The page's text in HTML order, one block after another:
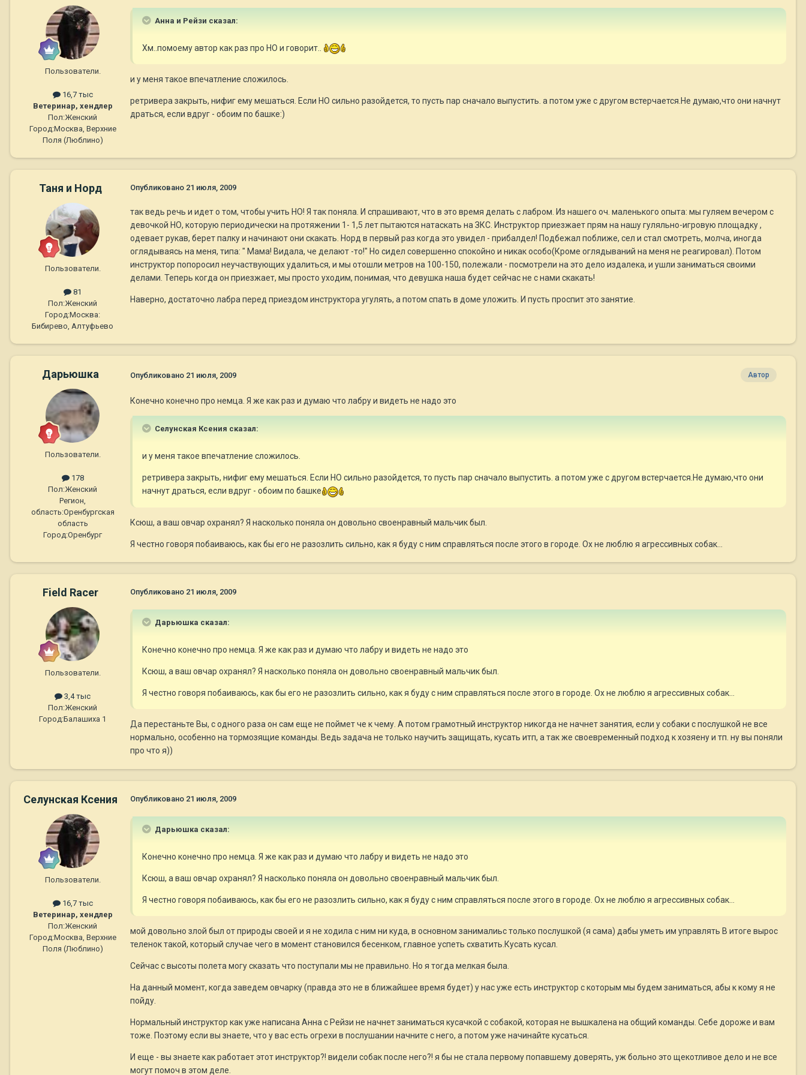
Пользователи.
16,7 тыс
Ветеринар, хендлер
Пол:Женский
Город:Москва, Верхние
Поля (Люблино)
Анна и Рейзи сказал:
Хм..помоему автор как раз про НО и говорит..
и у меня такое впечатление сложилось.
ретривера закрыть, нифиг ему мешаться. Если НО сильно разойдется, то пусть пар сначало выпустить. а потом уже с другом встерчается.Не думаю,что они начнут
драться, если вдруг - обоим по башке:)
Таня и Норд
Пользователи.
81
Пол:Женский
Город:Москва:
Бибирево, Алтуфьево
Опубликовано 21 июля, 2009
так ведь речь и идет о том, чтобы учить НО! Я так поняла. И спрашивают, что в это время делать с лабром. Из нашего оч. маленького опыта: мы гуляем вечером с
девочкой НО, которую периодически на протяжении 1- 1,5 лет пытаются натаскать на ЗКС. Инструктор приезжает прям на нашу гуляльно-игровую площадку ,
одевает рукав, берет палку и начинают они скакать. Норд в первый раз когда это увидел - прибалдел! Подбежал поближе, сел и стал смотреть, молча, иногда
оглядываясь на меня, типа: " Мама! Видала, че делают -то!" Но сидел совершенно спокойно и никак особо(Кроме оглядываний на меня не реагировал). Потом
инструктор попоросил неучаствующих удалиться, и мы отошли метров на 100-150, полежали - посмотрели на это дело издалека, и ушли заниматься своими
делами. Теперь когда он приезжает, мы просто уходим, понимая, что девушка наша будет сейчас не с нами скакать!
Наверно, достаточно лабра перед приездом инструктора угулять, а потом спать в доме уложить. И пусть проспит это занятие.
Дарьюшка
Пользователи.
178
Пол:Женский
Регион,
область:Оренбургская
область
Город:Оренбург
Автор
Опубликовано 21 июля, 2009
Конечно конечно про немца. Я же как раз и думаю что лабру и видеть не надо это
Селунская Ксения сказал:
и у меня такое впечатление сложилось.
ретривера закрыть, нифиг ему мешаться. Если НО сильно разойдется, то пусть пар сначало выпустить. а потом уже с другом встерчается.Не думаю,что они
начнут драться, если вдруг - обоим по башке
Ксюш, а ваш овчар охранял? Я насколько поняла он довольно своенравный мальчик был.
Я честно говоря побаиваюсь, как бы его не разозлить сильно, как я буду с ним справляться после этого в городе. Ох не люблю я агрессивных собак...
Field Racer
Пользователи.
3,4 тыс
Пол:Женский
Город:Балашиха 1
Опубликовано 21 июля, 2009
Дарьюшка сказал:
Конечно конечно про немца. Я же как раз и думаю что лабру и видеть не надо это
Ксюш, а ваш овчар охранял? Я насколько поняла он довольно своенравный мальчик был.
Я честно говоря побаиваюсь, как бы его не разозлить сильно, как я буду с ним справляться после этого в городе. Ох не люблю я агрессивных собак...
Да перестаньте Вы, с одного раза он сам еще не поймет че к чему. А потом грамотный инструктор никогда не начнет занятия, если у собаки с послушкой не все
нормально, особенно на тормозящие команды. Ведь задача не только научить защищать, кусать итп, а так же своевременный подход к хозяену и тп. ну вы поняли
про что я))
Селунская Ксения
Пользователи.
16,7 тыс
Ветеринар, хендлер
Пол:Женский
Город:Москва, Верхние
Поля (Люблино)
Опубликовано 21 июля, 2009
Дарьюшка сказал:
Конечно конечно про немца. Я же как раз и думаю что лабру и видеть не надо это
Ксюш, а ваш овчар охранял? Я насколько поняла он довольно своенравный мальчик был.
Я честно говоря побаиваюсь, как бы его не разозлить сильно, как я буду с ним справляться после этого в городе. Ох не люблю я агрессивных собак...
мой довольно злой был от природы своей и я не ходила с ним ни куда, в основном занималиьс только послушкой (я сама) дабы уметь им управлять В итоге вырос
теленок такой, который случае чего в момент становился бесенком, главное успеть схватить.Кусать кусал.
Сейчас с высоты полета могу сказать что поступали мы не правильно. Но я тогда мелкая была.
На данный момент, когда заведем овчарку (правда это не в ближайшее время будет) у нас уже есть инструктор с которым мы будем заниматься, абы к кому я не
пойду.
Нормальный инструктор как уже написана Анна с Рейзи не начнет заниматься кусачкой с собакой, которая не вышкалена на общий команды. Себе дороже и вам
тоже. Поэтому если вы знаете, что у вас есть огрехи в послушании начните с него, а потом уже начинайте кусаться.
И еще - вы знаете как работает этот инструктор?! видели собак после него?! я бы не стала первому попавшему доверять, уж больно это щекотливое дело и не все
могут помоч в этом деле.